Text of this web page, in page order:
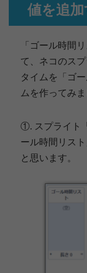
値を追加
「ゴール時間
て、ネコのス
タイムを「ゴ
ムを作ってみま
①. スプライト
ール時間リス
と思います。